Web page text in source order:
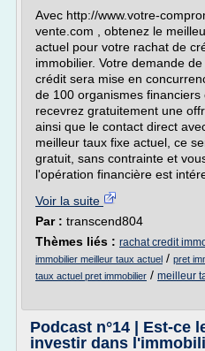
Avec http://www.votre-
vente.com , obtenez le
actuel pour votre rachat de
immobilier. Votre demande
crédit sera mise en
de 100 organismes financiers
recevrez gratuitement une
ainsi que le contact direct
meilleur taux fixe actuel, ce
gratuit, sans contrainte et
l'opération financière est
Voir la suite
Par : transcend804
Thèmes liés : rachat credit
immobilier meilleur taux actuel / pret
taux actuel pret immobilier / meilleur
Podcast n°14 | Est-ce
investir dans